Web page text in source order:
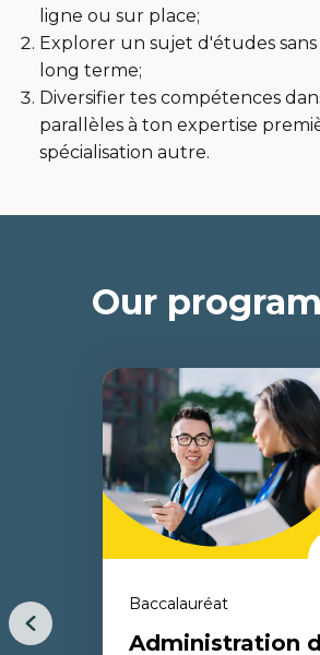
ligne ou sur place;
Explorer un sujet d'études
long terme;
Diversifier tes compétences
parallèles à ton expertise
spécialisation autre.
Our
Baccalauréat
Administration
Previous
item